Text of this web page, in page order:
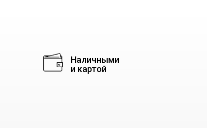
Наличными
и картой